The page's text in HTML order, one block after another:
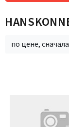
по цене,